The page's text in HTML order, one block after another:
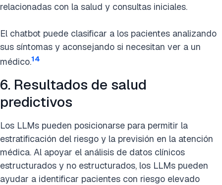
relacionadas con la salud y consultas iniciales.
El chatbot puede clasificar a los pacientes analizando
sus síntomas y aconsejando si necesitan ver a un
médico.14
6. Resultados de salud
predictivos
Los LLMs pueden posicionarse para permitir la
estratificación del riesgo y la previsión en la atención
médica. Al apoyar el análisis de datos clínicos
estructurados y no estructurados, los LLMs pueden
ayudar a identificar pacientes con riesgo elevado